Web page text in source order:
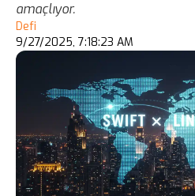
amaçlıyor.
Defi
9/27/2025, 7:18:23 AM